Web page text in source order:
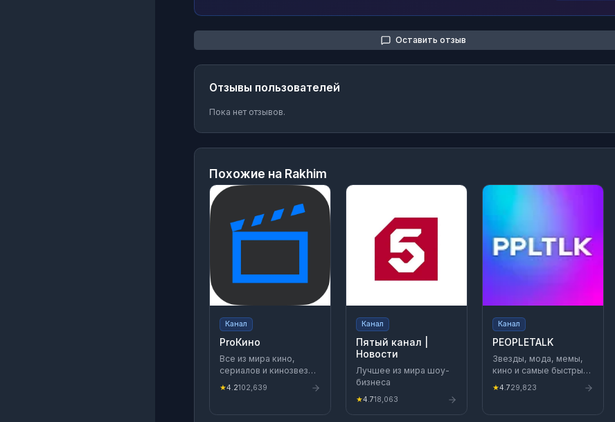
Оставить отзыв
Отзывы пользователей
Пока нет отзывов.
Похожие на Rakhim
Канал
ProКино
Все из мира кино,
сериалов и кинозвезд.
актерами,
подборки фильмов и
★4.2102,639
Канал
Пятый канал |
Новости
Лучшее из мира шоу-
бизнеса
★4.718,063
Канал
PEOPLETALK
Звезды, мода, мемы,
кино и самые быстрые
канал PEOPLETALK
★4.729,823